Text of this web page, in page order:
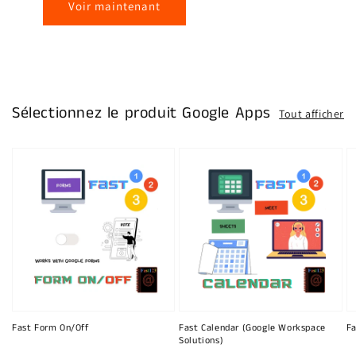
Voir maintenant
Sélectionnez le produit Google Apps Tout afficher
Fast Form On/Off
Fast Calendar (Google Workspace
Solutions)